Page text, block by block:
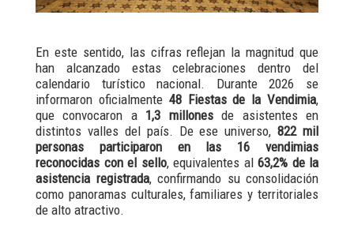
En este sentido, las cifras reflejan la magnitud que
han alcanzado estas celebraciones dentro del
calendario turístico nacional. Durante 2026 se
informaron oficialmente 48 Fiestas de la Vendimia,
que convocaron a 1,3 millonesde asistentes en
distintos valles del país. De ese universo,822 mil
personas
participaron en las 16 vendimias
reconocidas con el sello, equivalentes al 63,2% de la
asistencia registrada, confirmando su consolidación
como panoramas culturales, familiares y territoriales
de alto atractivo.